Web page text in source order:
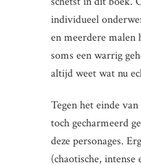
individueel
en meerdere
soms een warrig
altijd weet wat nu
Tegen het einde
toch gecharmeerd
deze personages.
(chaotische,